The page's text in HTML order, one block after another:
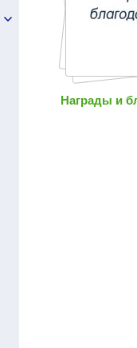
Награды и